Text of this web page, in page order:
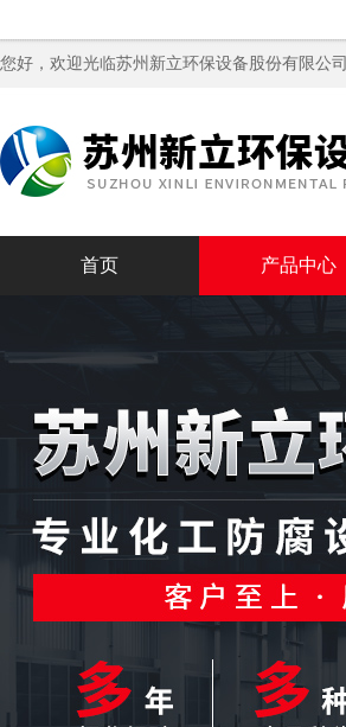
您好，欢迎光临苏州新立环保设备股份有限公司
首页 产品中心